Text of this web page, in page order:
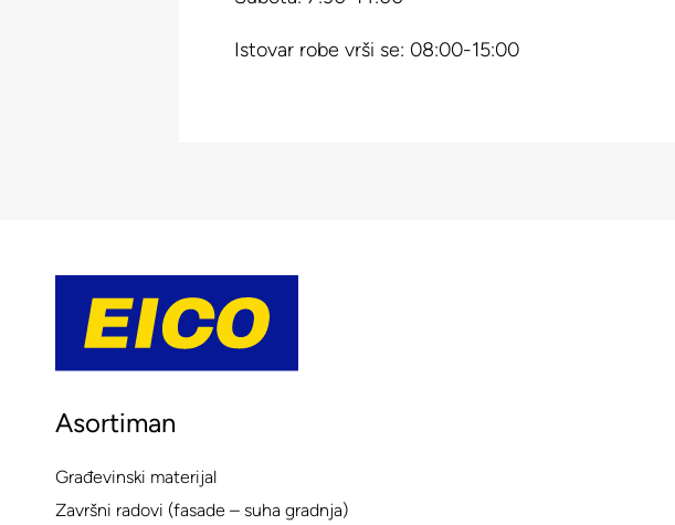
Istovar robe vrši se: 08:00-15:00
Asortiman
Građevinski materijal
Završni radovi (fasade – suha gradnja)